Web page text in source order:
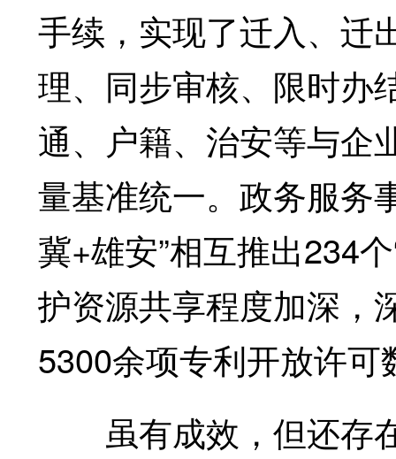
手续，实现了迁入、迁
理、同步审核、限时办
通、户籍、治安等与企
量基准统一。政务服务
冀+雄安”相互推出234
护资源共享程度加深，
5300余项专利开放许
虽有成效，但还存